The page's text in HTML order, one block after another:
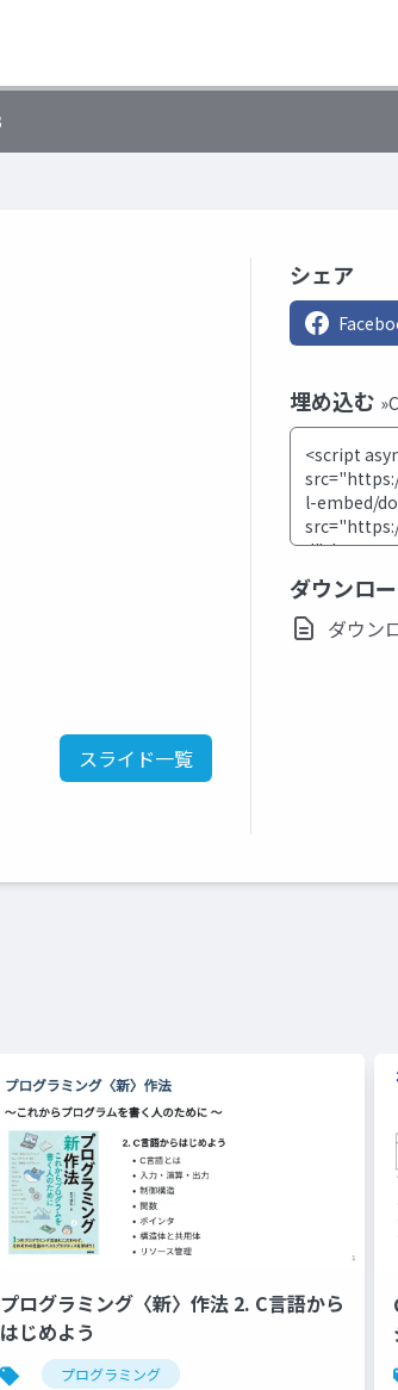
スライド一覧
シェア
埋め込む
ダウンロ
ダウン
プログラミング〈新〉作法 2. C言語から
はじめよう
プログラミング